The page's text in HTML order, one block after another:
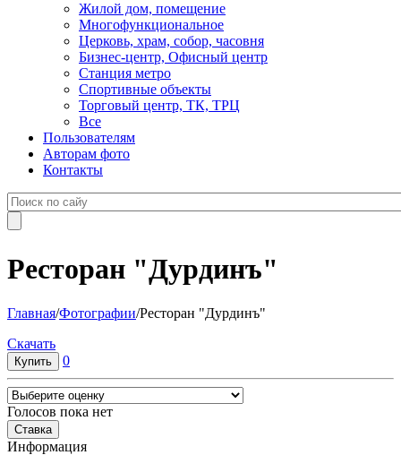
Жилой дом, помещение
Многофункциональное
Церковь, храм, собор, часовня
Бизнес-центр, Офисный центр
Станция метро
Спортивные объекты
Торговый центр, ТК, ТРЦ
Все
Пользователям
Авторам фото
Контакты
Ресторан "Дурдинъ"
Главная/Фотографии/Ресторан "Дурдинъ"
Cкачать
0
Голосов пока нет
Информация